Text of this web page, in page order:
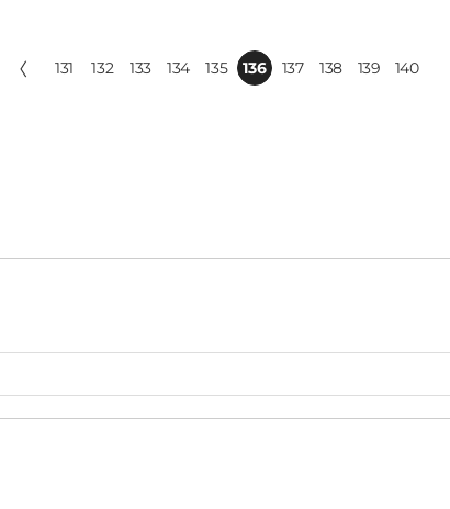
〈 131 132 133 134 135 136 137 138 139 140